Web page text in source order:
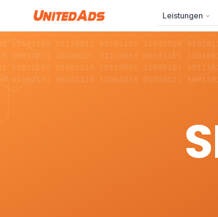
Leistungen
10101100 01110011 00101110 11001010
00011011 10100101 01110010 00101101
11011100 01001110 10110001 11000101
01001101 00101110 11001010 01010111